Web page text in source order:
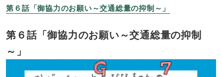
第６話「御協力のお願い～交通総量の抑制～」
第６話「御協力のお願い～交通総量の抑制
～」